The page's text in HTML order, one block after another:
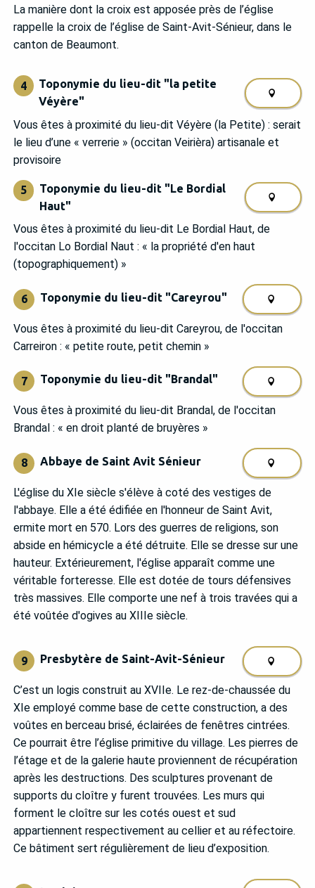
La manière dont la croix est apposée près de l’église
rappelle la croix de l’église de Saint-Avit-Sénieur, dans le
canton de Beaumont.
4
Toponymie du lieu-dit "la petite
Véyère"
Vous êtes à proximité du lieu-dit Véyère (la Petite) : serait
le lieu d’une « verrerie » (occitan Veirièra) artisanale et
provisoire
5
Toponymie du lieu-dit "Le Bordial
Haut"
Vous êtes à proximité du lieu-dit Le Bordial Haut, de
l'occitan Lo Bordial Naut : « la propriété d'en haut
(topographiquement) »
6 Toponymie du lieu-dit "Careyrou"
Vous êtes à proximité du lieu-dit Careyrou, de l'occitan
Carreiron : « petite route, petit chemin »
7 Toponymie du lieu-dit "Brandal"
Vous êtes à proximité du lieu-dit Brandal, de l'occitan
Brandal : « en droit planté de bruyères »
8 Abbaye de Saint Avit Sénieur
L'église du XIe siècle s'élève à coté des vestiges de
l'abbaye. Elle a été édifiée en l'honneur de Saint Avit,
ermite mort en 570. Lors des guerres de religions, son
abside en hémicycle a été détruite. Elle se dresse sur une
hauteur. Extérieurement, l'église apparaît comme une
véritable forteresse. Elle est dotée de tours défensives
très massives. Elle comporte une nef à trois travées qui a
été voûtée d'ogives au XIIIe siècle.
9 Presbytère de Saint-Avit-Sénieur
C’est un logis construit au XVIIe. Le rez-de-chaussée du
XIe employé comme base de cette construction, a des
voûtes en berceau brisé, éclairées de fenêtres cintrées.
Ce pourrait être l’église primitive du village. Les pierres de
l’étage et de la galerie haute proviennent de récupération
après les destructions. Des sculptures provenant de
supports du cloître y furent trouvées. Les murs qui
forment le cloître sur les cotés ouest et sud
appartiennent respectivement au cellier et au réfectoire.
Ce bâtiment sert régulièrement de lieu d’exposition.